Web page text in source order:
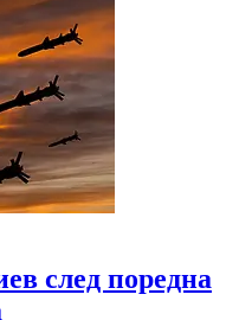
след поредна